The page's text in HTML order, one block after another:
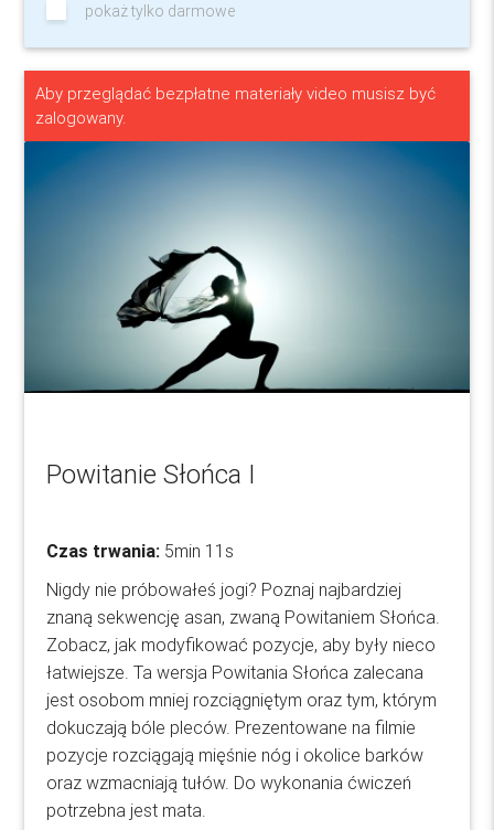
pokaż tylko darmowe
Aby przeglądać bezpłatne materiały video musisz być
zalogowany.
Powitanie Słońca I
Czas trwania: 5min 11s
Nigdy nie próbowałeś jogi? Poznaj najbardziej
znaną sekwencję asan, zwaną Powitaniem Słońca.
Zobacz, jak modyfikować pozycje, aby były nieco
łatwiejsze. Ta wersja Powitania Słońca zalecana
jest osobom mniej rozciągniętym oraz tym, którym
dokuczają bóle pleców. Prezentowane na filmie
pozycje rozciągają mięśnie nóg i okolice barków
oraz wzmacniają tułów. Do wykonania ćwiczeń
potrzebna jest mata.